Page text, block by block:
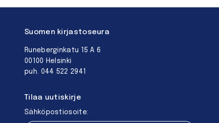
Suomen kirjastoseura
Runeberginkatu 15 A 6
00100 Helsinki
puh. 044 522 2941
Tilaa uutiskirje
Sähköpostiosoite: